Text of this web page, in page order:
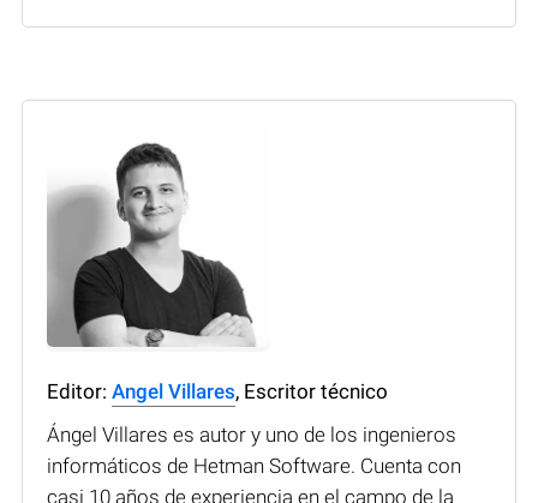
Editor: Angel Villares, Escritor técnico
Ángel Villares es autor y uno de los ingenieros
informáticos de Hetman Software. Cuenta con
casi 10 años de experiencia en el campo de la